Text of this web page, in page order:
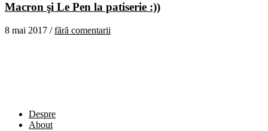
Macron şi Le Pen la patiserie :))
8 mai 2017 /fără comentarii
Despre
About